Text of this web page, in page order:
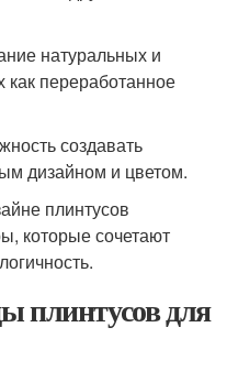
натуральных и
как переработанное
создавать
дизайном и цветом.
плинтусов
которые сочетают
плинтусов для